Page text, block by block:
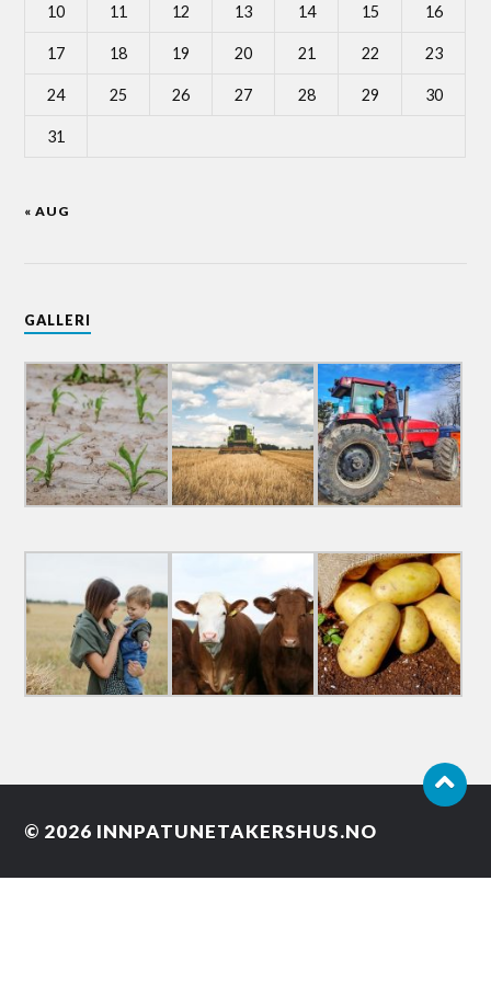
10 11 12 13 14 15 16
17 18 19 20 21 22 23
24 25 26 27 28 29 30
31
« AUG
GALLERI
© 2026 INNPATUNETAKERSHUS.NO